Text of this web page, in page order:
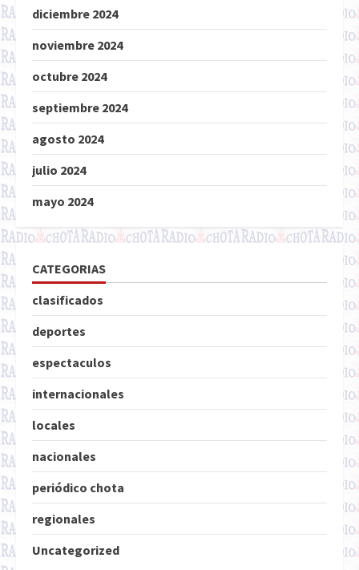
diciembre 2024
noviembre 2024
octubre 2024
septiembre 2024
agosto 2024
julio 2024
mayo 2024
CATEGORIAS
clasificados
deportes
espectaculos
internacionales
locales
nacionales
periódico chota
regionales
Uncategorized